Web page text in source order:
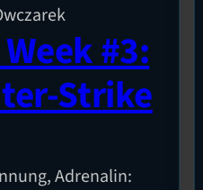
#3:
Strike
Adrenalin: